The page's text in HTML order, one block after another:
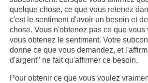
quelque chose, ce que vous retenez
c'est le sentiment d'avoir un besoin et
chose. Vous n'obtenez pas ce que vous
vous obtenez le sentiment. Votre
donne ce que vous demandez, et
d'argent" ne fait qu'affirmer ce besoin.
Pour obtenir ce que vous voulez